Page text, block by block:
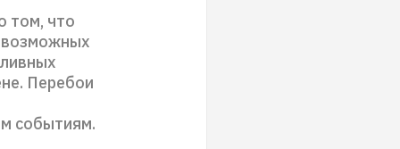
том, что
Перебои
событиям.